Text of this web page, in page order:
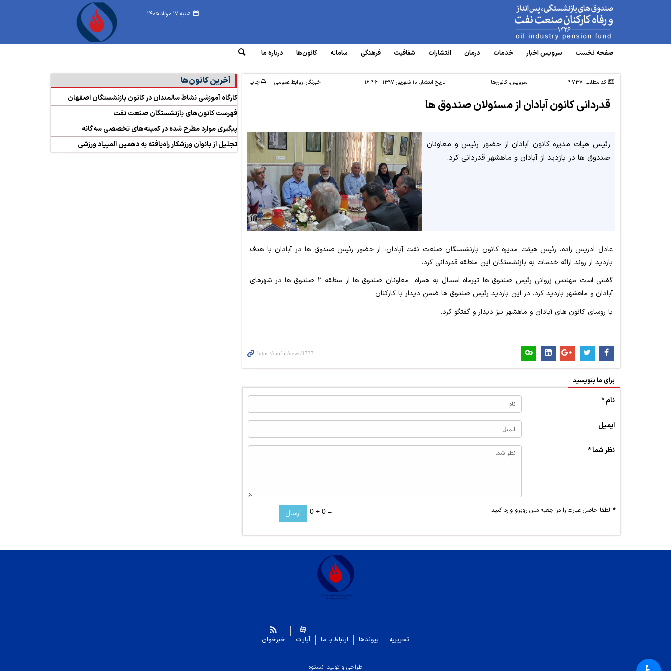
شنبه ۱۷ مرداد ۱۴۰۵ www.oipf.ir
صفحه نخست سرویس‌ اخبار خدمات درمان انتشارات شفافیت فرهنگی سامانه‌ کانون‌ها درباره ما
کد مطلب: 4737 سرویس:کانون‌ها تاریخ انتشار: ۱۰ شهریور ۱۳۹۷ - ۱۶:۴۶ خبرنگار: روابط عمومی چاپ
قدردانی کانون آبادان از مسئولان صندوق ها
رئیس هیات مدیره کانون آبادان از حضور رئیس و معاونان
صندوق ها در بازدید از آبادان و ماهشهر قدردانی کرد.
عادل ادریس زاده، رئیس هیئت مدیره کانون بازنشستگان صنعت نفت آبادان، از حضور رئیس صندوق ها در آبادان با هدف
بازدید از روند ارائه خدمات به بازنشستگان این منطقه قدردانی کرد.
گفتنی است مهندس زروانی رئیس صندوق ها تیرماه امسال به همراه معاونان صندوق ها از منطقه 2 صندوق ها در شهرهای
آبادان و ماهشهر بازدید کرد. در این بازدید رئیس صندوق ها ضمن دیدار با کارکنان
با روسای کانون های آبادان و ماهشهر نیز دیدار و گفتگو کرد.
برای ما بنویسید
نام *
ایمیل
نظر شما *
* لطفا حاصل عبارت را در جعبه متن روبرو وارد کنید 0 + 0 =
آخرین کانون‌ها
کارگاه‌ آموزشی نشاط سالمندان در کانون بازنشستگان اصفهان
فهرست کانون‌های بازنشستگان صنعت نفت
پیگیری موارد مطرح شده در کمیته‌های تخصصی سه‌گانه
تجلیل از بانوان ورزشکار راه‌یافته به دهمین المپیاد ورزشی
تحریریه پیوندها ارتباط با ما آپارات خبرخوان
طراحی و تولید: نستوه